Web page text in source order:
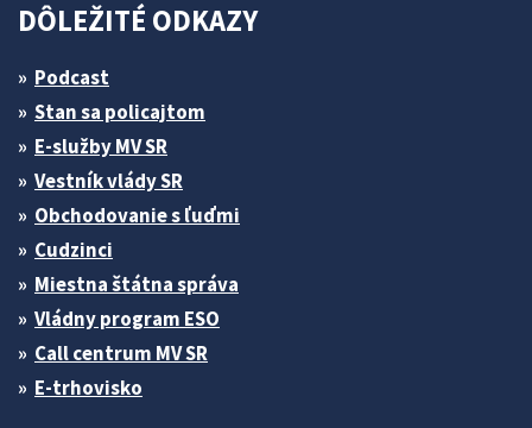
DÔLEŽITÉ ODKAZY
Podcast
Stan sa policajtom
E-služby MV SR
Vestník vlády SR
Obchodovanie s ľuďmi
Cudzinci
Miestna štátna správa
Vládny program ESO
Call centrum MV SR
E-trhovisko